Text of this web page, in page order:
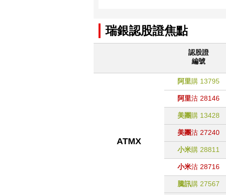
瑞銀認股證焦點
認股證
編號
ATMX
阿里購 13795
阿里沽 28146
美團購 13428
美團沽 27240
小米購 28811
小米沽 28716
騰訊購 27567